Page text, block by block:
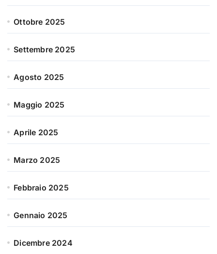
Ottobre 2025
Settembre 2025
Agosto 2025
Maggio 2025
Aprile 2025
Marzo 2025
Febbraio 2025
Gennaio 2025
Dicembre 2024